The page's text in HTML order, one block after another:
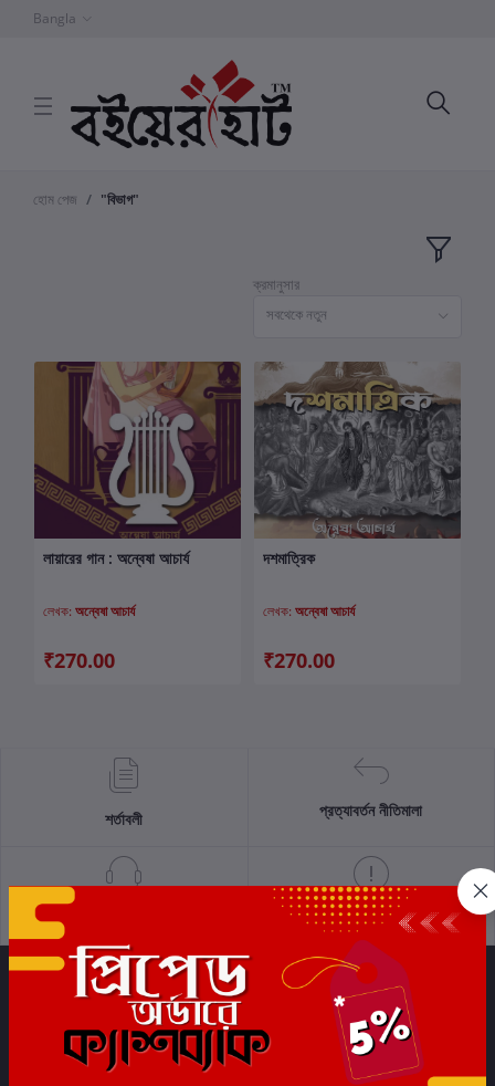
Bangla
হোম পেজ "বিভাগ"
ক্রমানুসার
সবথেকে নতুন
কার্টে যোগ করুন
লায়ারের গান : অন্বেষা আচার্য
লেখক: অন্বেষা আচার্য
₹270.00
দশমাত্রিক
লেখক: অন্বেষা আচার্য
₹270.00
শর্তাবলী প্রত্যাবর্তন নীতিমালা
গোপনীয়তা নীতি